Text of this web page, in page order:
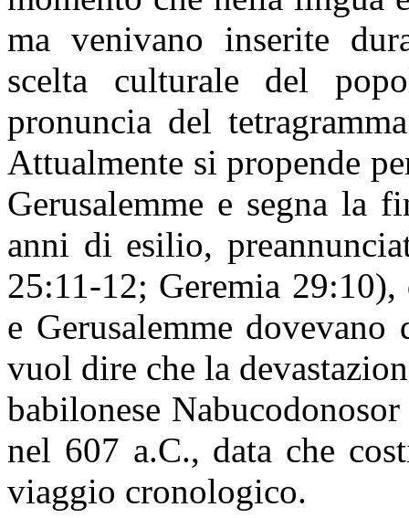
ma venivano inserite
scelta culturale del
pronuncia del
Attualmente si propende
Gerusalemme e segna la
anni di esilio,
25:11-12; Geremia
e Gerusalemme
vuol dire che la
babilonese
nel 607 a.C., data che
viaggio cronologico.